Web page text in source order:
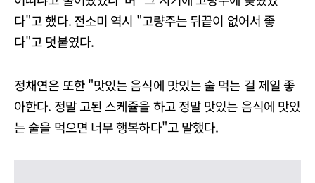
다"고 했다. 전소미 역시 "고량주는 뒤끝이 없어서 좋
다"고 덧붙였다.
정채연은 또한 "맛있는 음식에 맛있는 술 먹는 걸 제일 좋
아한다. 정말 고된 스케쥴을 하고 정말 맛있는 음식에 맛있
는 술을 먹으면 너무 행복하다"고 말했다.